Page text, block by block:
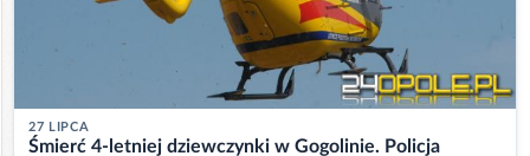
27 LIPCA
Śmierć 4-letniej dziewczynki w Gogolinie. Policja